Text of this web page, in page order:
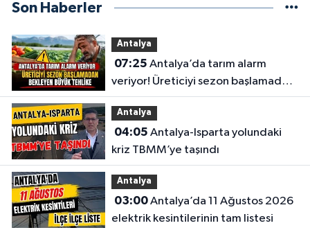
Son Haberler
Antalya
07:25
veriyor! Üreticiyi sezon başlamadan
bekleyen büyük tehlike
Antalya
04:05
kriz TBMM’ye taşındı
Antalya
03:00Antalya’da 11 Ağustos 2026
elektrik kesintilerinin tam listesi